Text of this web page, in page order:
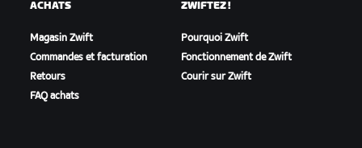
ACHATS
Magasin Zwift
Commandes et facturation
Retours
FAQ achats
ZWIFTEZ !
Pourquoi Zwift
Fonctionnement de Zwift
Courir sur Zwift